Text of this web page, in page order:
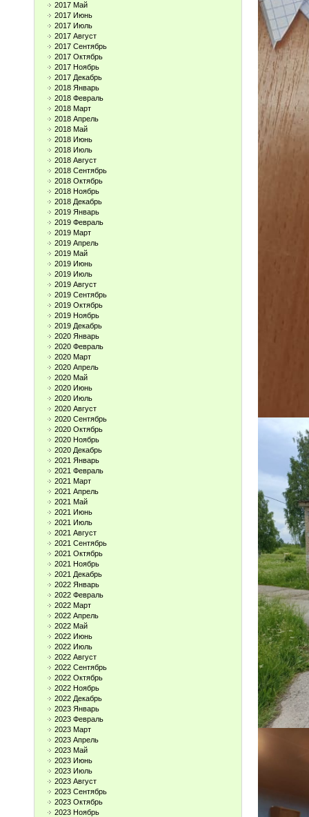
2017 Май
2017 Июнь
2017 Июль
2017 Август
2017 Сентябрь
2017 Октябрь
2017 Ноябрь
2017 Декабрь
2018 Январь
2018 Февраль
2018 Март
2018 Апрель
2018 Май
2018 Июнь
2018 Июль
2018 Август
2018 Сентябрь
2018 Октябрь
2018 Ноябрь
2018 Декабрь
2019 Январь
2019 Февраль
2019 Март
2019 Апрель
2019 Май
2019 Июнь
2019 Июль
2019 Август
2019 Сентябрь
2019 Октябрь
2019 Ноябрь
2019 Декабрь
2020 Январь
2020 Февраль
2020 Март
2020 Апрель
2020 Май
2020 Июнь
2020 Июль
2020 Август
2020 Сентябрь
2020 Октябрь
2020 Ноябрь
2020 Декабрь
2021 Январь
2021 Февраль
2021 Март
2021 Апрель
2021 Май
2021 Июнь
2021 Июль
2021 Август
2021 Сентябрь
2021 Октябрь
2021 Ноябрь
2021 Декабрь
2022 Январь
2022 Февраль
2022 Март
2022 Апрель
2022 Май
2022 Июнь
2022 Июль
2022 Август
2022 Сентябрь
2022 Октябрь
2022 Ноябрь
2022 Декабрь
2023 Январь
2023 Февраль
2023 Март
2023 Апрель
2023 Май
2023 Июнь
2023 Июль
2023 Август
2023 Сентябрь
2023 Октябрь
2023 Ноябрь